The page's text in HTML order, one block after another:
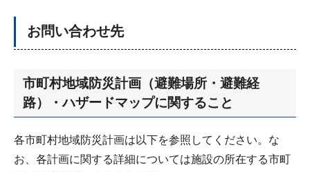
お問い合わせ先
市町村地域防災計画（避難場所・避難経
路）・ハザードマップに関すること
各市町村地域防災計画は以下を参照してください。な
お、各計画に関する詳細については施設の所在する市町